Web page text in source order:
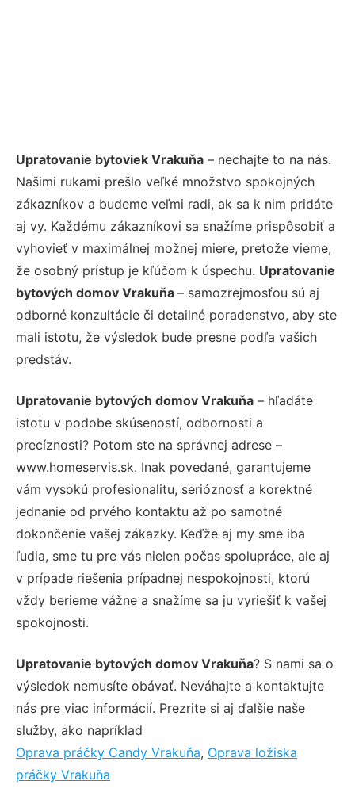
Upratovanie bytoviek Vrakuňa – nechajte to na nás.
Našimi rukami prešlo veľké množstvo spokojných
zákazníkov a budeme veľmi radi, ak sa k nim pridáte
aj vy. Každému zákazníkovi sa snažíme prispôsobiť a
vyhovieť v maximálnej možnej miere, pretože vieme,
že osobný prístup je kľúčom k úspechu. Upratovanie
bytových domov Vrakuňa – samozrejmosťou sú aj
odborné konzultácie či detailné poradenstvo, aby ste
mali istotu, že výsledok bude presne podľa vašich
predstáv.
Upratovanie bytových domov Vrakuňa – hľadáte
istotu v podobe skúseností, odbornosti a
precíznosti? Potom ste na správnej adrese –
www.homeservis.sk. Inak povedané, garantujeme
vám vysokú profesionalitu, serióznosť a korektné
jednanie od prvého kontaktu až po samotné
dokončenie vašej zákazky. Keďže aj my sme iba
ľudia, sme tu pre vás nielen počas spolupráce, ale aj
v prípade riešenia prípadnej nespokojnosti, ktorú
vždy berieme vážne a snažíme sa ju vyriešiť k vašej
spokojnosti.
Upratovanie bytových domov Vrakuňa? S nami sa o
výsledok nemusíte obávať. Neváhajte a kontaktujte
nás pre viac informácií. Prezrite si aj ďalšie naše
služby, ako napríklad
Oprava práčky Candy Vrakuňa, Oprava ložiska
práčky Vrakuňa